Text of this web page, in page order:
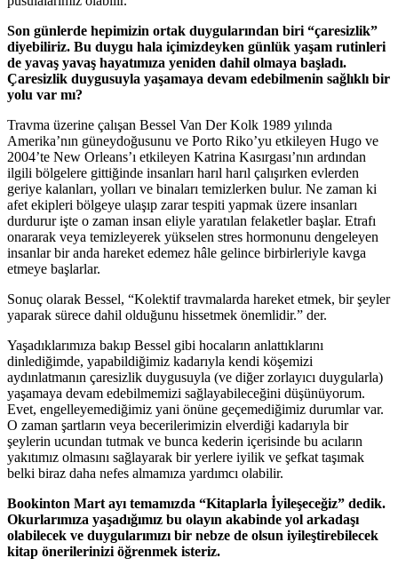
Son günlerde hepimizin ortak duygularından biri “çaresizlik”
diyebiliriz. Bu duygu hala içimizdeyken günlük yaşam rutinleri
de yavaş yavaş hayatımıza yeniden dahil olmaya başladı.
Çaresizlik duygusuyla yaşamaya devam edebilmenin sağlıklı bir
yolu var mı?
Travma üzerine çalışan Bessel Van Der Kolk 1989 yılında
Amerika’nın güneydoğusunu ve Porto Riko’yu etkileyen Hugo ve
2004’te New Orleans’ı etkileyen Katrina Kasırgası’nın ardından
ilgili bölgelere gittiğinde insanları harıl harıl çalışırken evlerden
geriye kalanları, yolları ve binaları temizlerken bulur. Ne zaman ki
afet ekipleri bölgeye ulaşıp zarar tespiti yapmak üzere insanları
durdurur işte o zaman insan eliyle yaratılan felaketler başlar. Etrafı
onararak veya temizleyerek yükselen stres hormonunu dengeleyen
insanlar bir anda hareket edemez hâle gelince birbirleriyle kavga
etmeye başlarlar.
Sonuç olarak Bessel, “Kolektif travmalarda hareket etmek, bir şeyler
yaparak sürece dahil olduğunu hissetmek önemlidir.” der.
Yaşadıklarımıza bakıp Bessel gibi hocaların anlattıklarını
dinlediğimde, yapabildiğimiz kadarıyla kendi köşemizi
aydınlatmanın çaresizlik duygusuyla (ve diğer zorlayıcı duygularla)
yaşamaya devam edebilmemizi sağlayabileceğini düşünüyorum.
Evet, engelleyemediğimiz yani önüne geçemediğimiz durumlar var.
O zaman şartların veya becerilerimizin elverdiği kadarıyla bir
şeylerin ucundan tutmak ve bunca kederin içerisinde bu acıların
yakıtımız olmasını sağlayarak bir yerlere iyilik ve şefkat taşımak
belki biraz daha nefes almamıza yardımcı olabilir.
Bookinton Mart ayı temamızda “Kitaplarla İyileşeceğiz” dedik.
Okurlarımıza yaşadığımız bu olayın akabinde yol arkadaşı
olabilecek ve duygularımızı bir nebze de olsun iyileştirebilecek
kitap önerilerinizi öğrenmek isteriz.